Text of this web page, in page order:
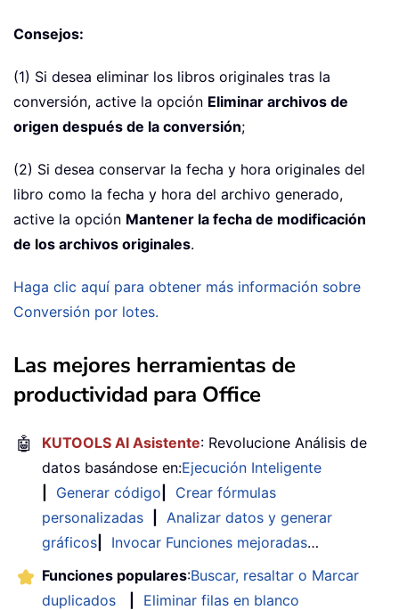
Consejos:
(1) Si desea eliminar los libros originales tras la
conversión, active la opción Eliminar archivos de
origen después de la conversión;
(2) Si desea conservar la fecha y hora originales del
libro como la fecha y hora del archivo generado,
active la opción Mantener la fecha de modificación
de los archivos originales.
Haga clic aquí para obtener más información sobre
Conversión por lotes.
Las mejores herramientas de
productividad para Office
🤖 KUTOOLS AI Asistente: Revolucione Análisis de
datos basándose en:Ejecución Inteligente
Generar código
Crear fórmulas
personalizadas
Analizar datos y generar
gráficos
Invocar Funciones mejoradas…
Funciones populares:Buscar, resaltar o Marcar
duplicados
Eliminar filas en blanco